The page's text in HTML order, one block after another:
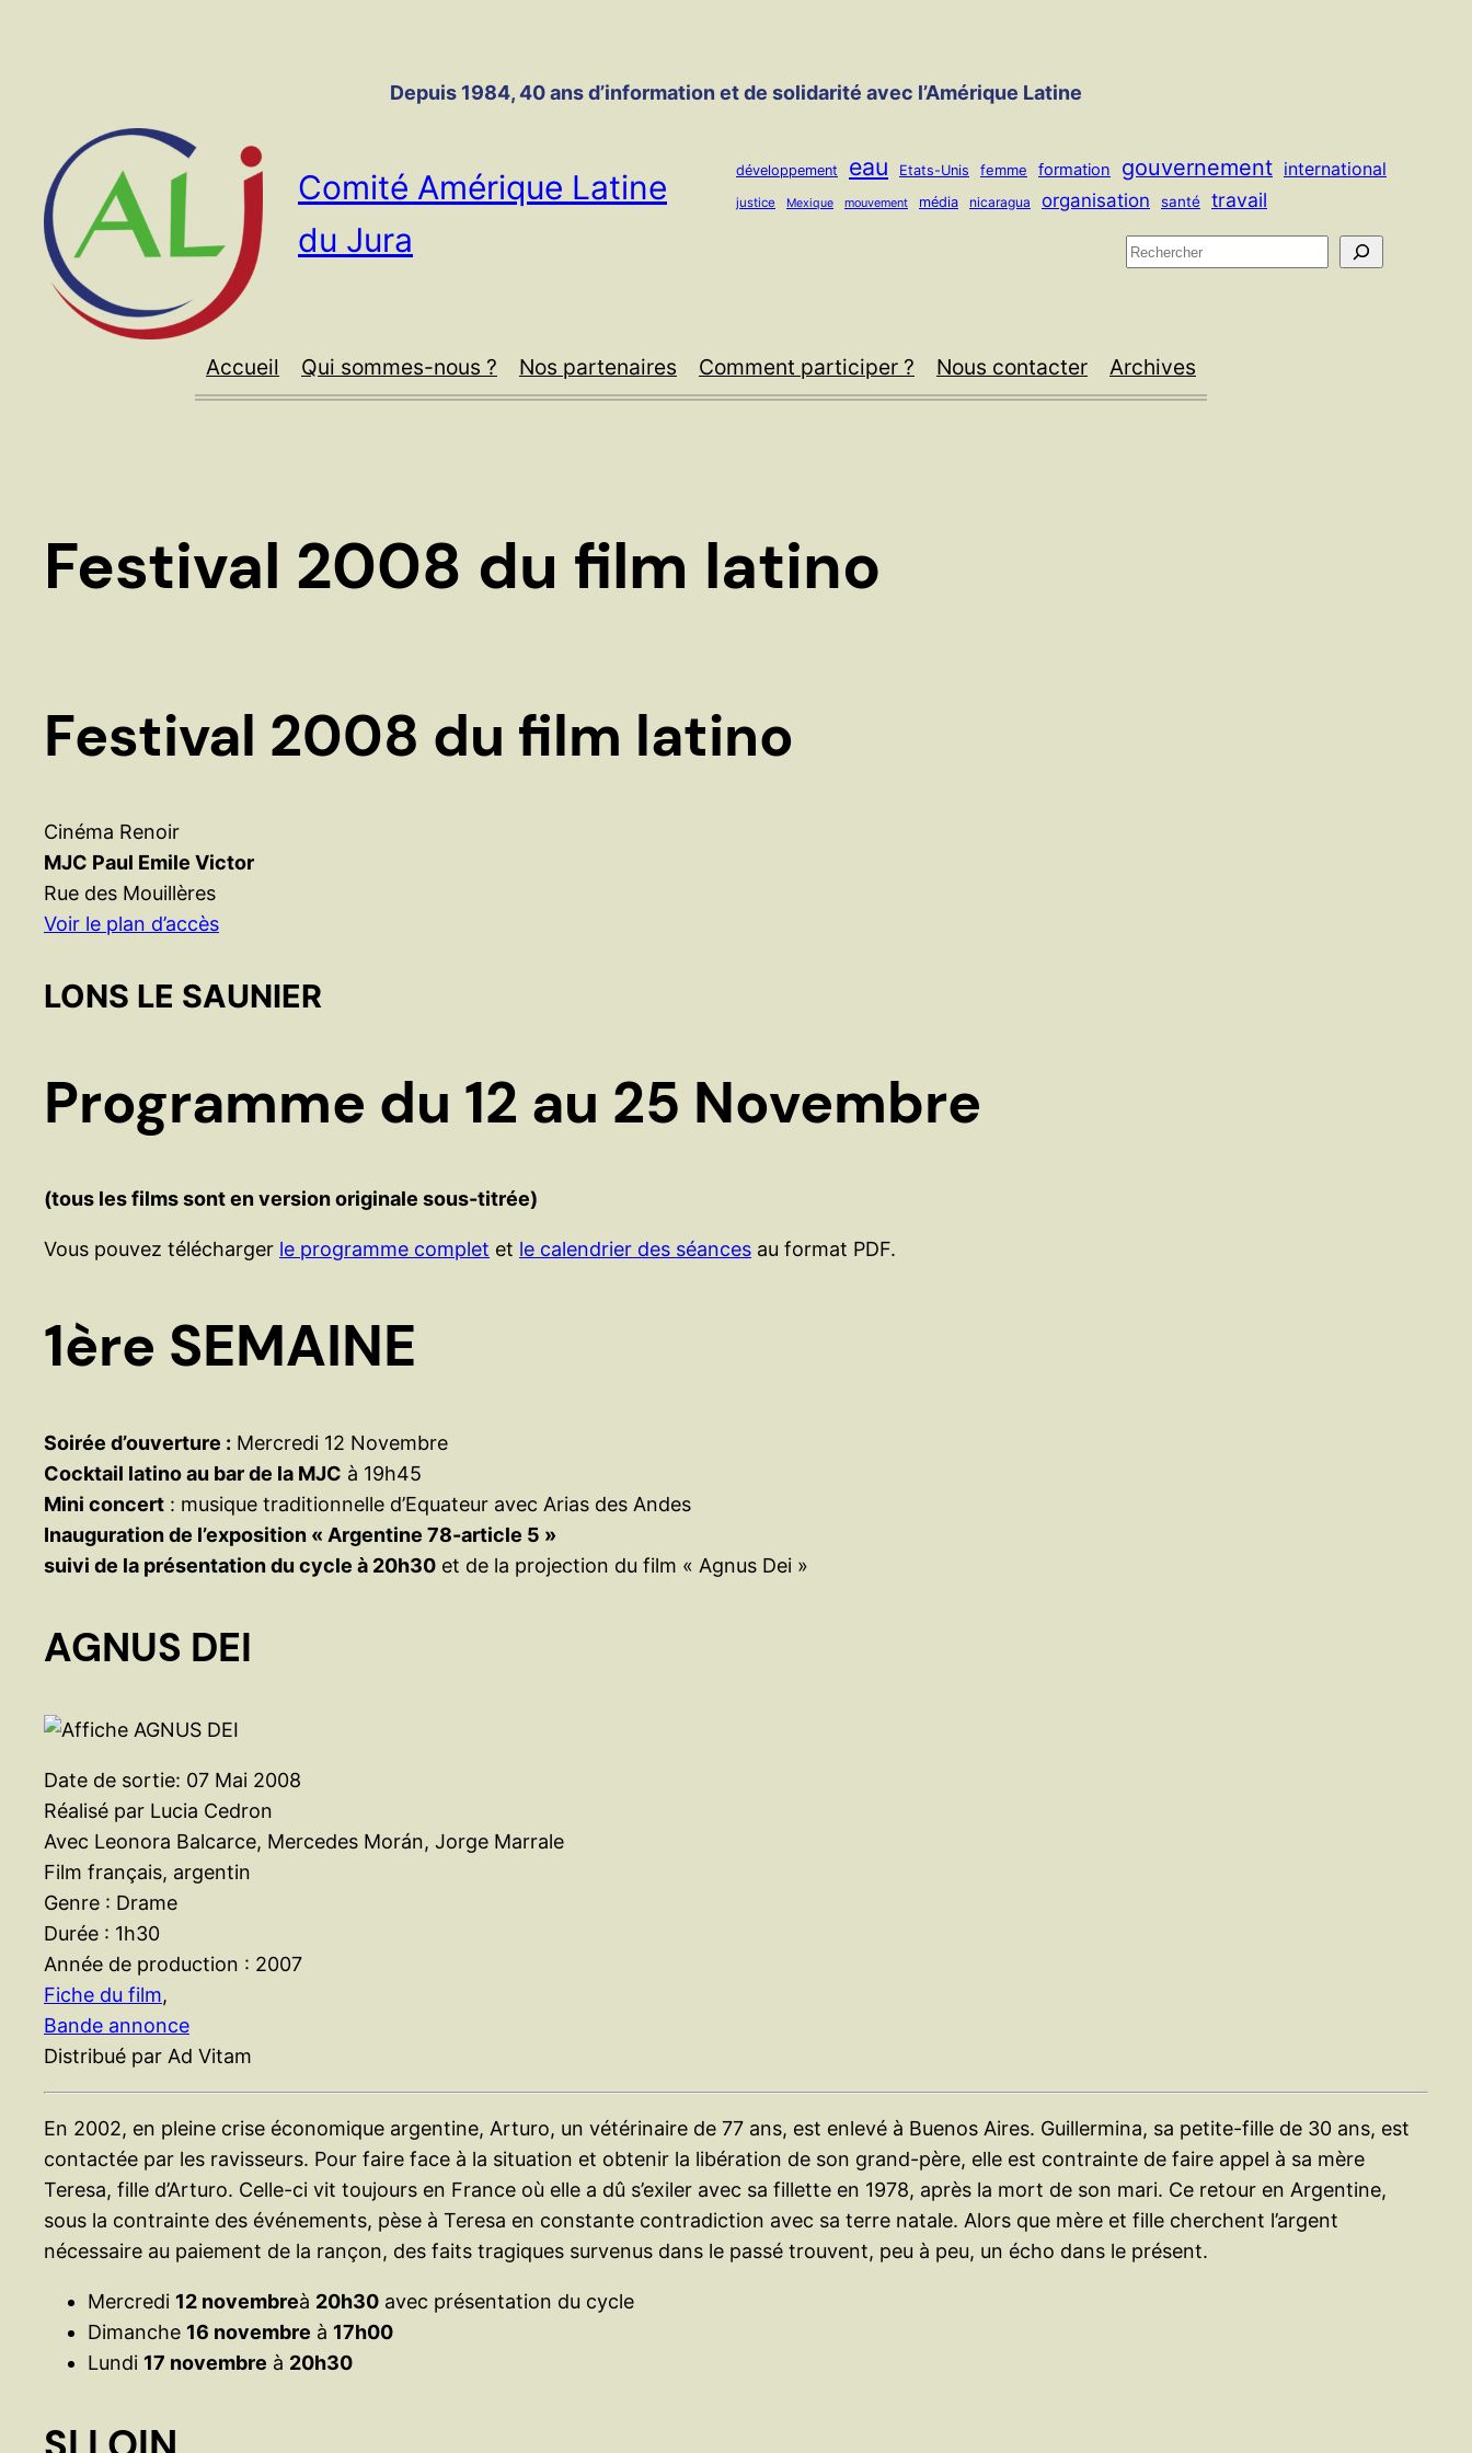
Depuis 1984, 40 ans d’information et de solidarité avec l’Amérique Latine
Comité Amérique Latine
du Jura
développement eau Etats-Unis femme formation gouvernement international
justice Mexique mouvement média nicaragua organisation santé travail
R
e
r
Accueil Qui sommes-nous ? Nos partenaires Comment participer ? Nous contacter Archives
Festival 2008 du film latino
Festival 2008 du film latino
Cinéma Renoir
MJC Paul Emile Victor
Rue des Mouillères
Voir le plan d’accès
LONS LE SAUNIER
Programme du 12 au 25 Novembre
(tous les films sont en version originale sous-titrée)
Vous pouvez télécharger le programme complet et le calendrier des séances au format PDF.
1ère SEMAINE
Soirée d’ouverture : Mercredi 12 Novembre
Cocktail latino au bar de la MJC à 19h45
Mini concert : musique traditionnelle d’Equateur avec Arias des Andes
Inauguration de l’exposition « Argentine 78-article 5 »
suivi de la présentation du cycle à 20h30 et de la projection du film « Agnus Dei »
AGNUS DEI
Date de sortie: 07 Mai 2008
Réalisé par Lucia Cedron
Avec Leonora Balcarce, Mercedes Morán, Jorge Marrale
Film français, argentin
Genre : Drame
Durée : 1h30
Année de production : 2007
Fiche du film,
Bande annonce
Distribué par Ad Vitam
En 2002, en pleine crise économique argentine, Arturo, un vétérinaire de 77 ans, est enlevé à Buenos Aires. Guillermina, sa petite-fille de 30 ans, est
contactée par les ravisseurs. Pour faire face à la situation et obtenir la libération de son grand-père, elle est contrainte de faire appel à sa mère
Teresa, fille d’Arturo. Celle-ci vit toujours en France où elle a dû s’exiler avec sa fillette en 1978, après la mort de son mari. Ce retour en Argentine,
sous la contrainte des événements, pèse à Teresa en constante contradiction avec sa terre natale. Alors que mère et fille cherchent l’argent
nécessaire au paiement de la rançon, des faits tragiques survenus dans le passé trouvent, peu à peu, un écho dans le présent.
Mercredi 12 novembreà 20h30 avec présentation du cycle
Dimanche 16 novembre à 17h00
Lundi 17 novembre à 20h30